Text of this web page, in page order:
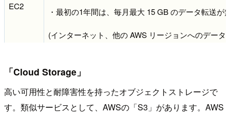
EC2
・最初の1年間は、毎月最大 15 GB のデータ転送が
(インターネット、他の AWS リージョンへのデータ
のデータ転送が無料。
「Cloud Storage」
高い可用性と耐障害性を持ったオブジェクトストレージで
す。類似サービスとして、AWSの「S3」があります。AWS